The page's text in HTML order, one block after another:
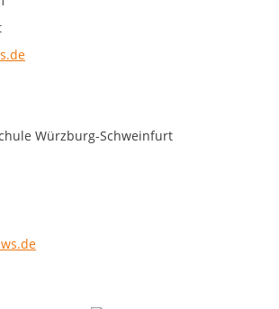
Würzburg-Schweinfurt